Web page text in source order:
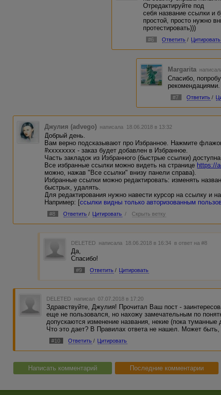
Отредактируйте под
себя название ссылки и
простой, просто нужно
протестировать)))
#6 Ответить / Цитировать
Margarita
Спасибо,
рекомендациями.
#7 Ответить /
Джулия (advego) написала 18.06.2018 в 13:32
Добрый день.
Вам верно подсказывают про Избранное. Нажмите
#хххххххх - заказ будет добавлен в Избранное.
Часть закладок из Избранного (быстрые ссылки)
Все избранные ссылки можно видеть на странице https://
можно, нажав "Все ссылки" внизу панели справа).
Избранные ссылки можно редактировать: изменять
быстрых, удалять.
Для редактирования нужно навести курсор на ссылку и
Например: [ссылки видны только авторизованным
#8 Ответить / Цитировать / Скрыть ветку
DELETED написала 18.06.2018 в 16:34 в ответ на #8
Да,
Спасибо!
#9 Ответить / Цитировать
DELETED написал 07.07.2018 в 17:20
Здравствуйте, Джулия! Прочитал Ваш пост -
еще не пользовался, но нахожу замечательным по
допускаются изменение названия, некие (пока
Что это дает? В Правилах ответа не нашел. Может
#10 Ответить / Цитировать
Написать комментарий Последние комментарии